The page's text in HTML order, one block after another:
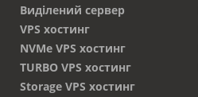
Виділений сервер
VPS хостинг
NVMe VPS хостинг
TURBO VPS хостинг
Storage VPS хостинг